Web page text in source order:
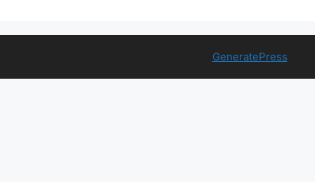
GeneratePress